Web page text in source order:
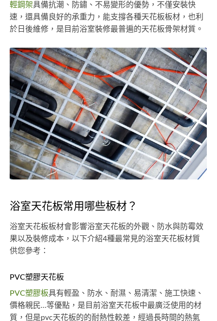
輕鋼架具備抗潮、防鏽、不易變形的優勢，不僅安裝快
速，還具備良好的承重力，能支撐各種天花板板材，也利
於日後維修，是目前浴室裝修最普遍的天花板骨架材質。
浴室天花板常用哪些板材？
浴室天花板板材會影響浴室天花板的外觀、防水與防霉效
果以及裝修成本，以下介紹4種最常見的浴室天花板材質
供您參考：
PVC塑膠天花板
PVC塑膠板具有輕盈、防水、耐濕、易清潔、施工快速、
價格親民…等優點，是目前浴室天花板中最廣泛使用的材
質，但是pvc天花板的的耐熱性較差，經過長時間的熱氣